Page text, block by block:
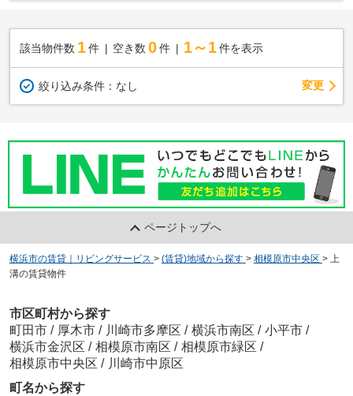
該当物件数 1件 空き数 0 件 1～1 件を表示
絞り込み条件： なし 変更
ページトップへ
横浜市の賃貸｜リビングサービス > (賃貸)地域から探す > 相模原市中央区 > 上
溝の賃貸物件
市区町村から探す
町田市 / 厚木市 / 川崎市多摩区 / 横浜市南区 / 小平市 /
横浜市金沢区 / 相模原市南区 / 相模原市緑区 /
相模原市中央区 / 川崎市中原区
町名から探す